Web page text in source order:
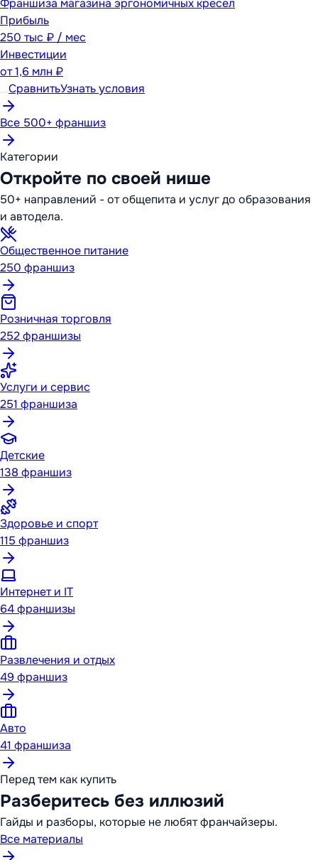
Франшиза магазина эргономичных кресел
Прибыль
250 тыс ₽ / мес
Инвестиции
от1,6 млн ₽
СравнитьУзнать условия
Все 500+ франшиз
Категории
Откройте по своей нише
50+ направлений - от общепита и услуг до образования
и автодела.
Общественное питание
250 франшиз
Розничная торговля
252франшизы
Услуги и сервис
251 франшиза
Детские
138 франшиз
Здоровье и спорт
115 франшиз
Интернет и IT
64франшизы
Развлечения и отдых
49 франшиз
Авто
41 франшиза
Перед тем как купить
Разберитесь без иллюзий
Гайды и разборы, которые не любят франчайзеры.
Все материалы